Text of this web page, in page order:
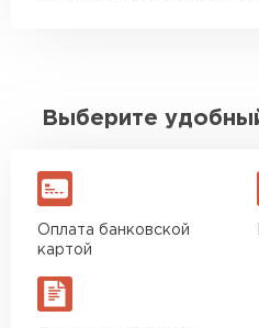
Выберите
Оплата банковской
картой